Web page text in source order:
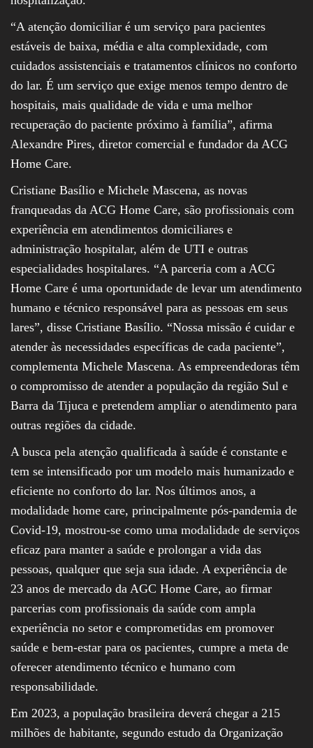
“A atenção domiciliar é um serviço para pacientes
estáveis de baixa, média e alta complexidade, com
cuidados assistenciais e tratamentos clínicos no conforto
do lar. É um serviço que exige menos tempo dentro de
hospitais, mais qualidade de vida e uma melhor
recuperação do paciente próximo à família”, afirma
Alexandre Pires, diretor comercial e fundador da ACG
Home Care.
Cristiane Basílio e Michele Mascena, as novas
franqueadas da ACG Home Care, são profissionais com
experiência em atendimentos domiciliares e
administração hospitalar, além de UTI e outras
especialidades hospitalares. “A parceria com a ACG
Home Care é uma oportunidade de levar um atendimento
humano e técnico responsável para as pessoas em seus
lares”, disse Cristiane Basílio. “Nossa missão é cuidar e
atender às necessidades específicas de cada paciente”,
complementa Michele Mascena. As empreendedoras têm
o compromisso de atender a população da região Sul e
Barra da Tijuca e pretendem ampliar o atendimento para
outras regiões da cidade.
A busca pela atenção qualificada à saúde é constante e
tem se intensificado por um modelo mais humanizado e
eficiente no conforto do lar. Nos últimos anos, a
modalidade home care, principalmente pós-pandemia de
Covid-19, mostrou-se como uma modalidade de serviços
eficaz para manter a saúde e prolongar a vida das
pessoas, qualquer que seja sua idade. A experiência de
23 anos de mercado da AGC Home Care, ao firmar
parcerias com profissionais da saúde com ampla
experiência no setor e comprometidas em promover
saúde e bem-estar para os pacientes, cumpre a meta de
oferecer atendimento técnico e humano com
responsabilidade.
Em 2023, a população brasileira deverá chegar a 215
milhões de habitante, segundo estudo da Organização